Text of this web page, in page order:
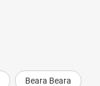
Beara Beara